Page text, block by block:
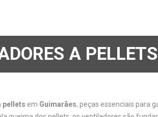
A
pellets em Guimarães, peças essenciais para